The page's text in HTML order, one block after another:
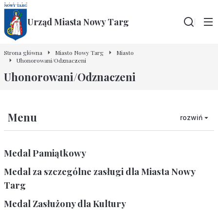
Urząd Miasta Nowy Targ
Strona główna Miasto Nowy Targ
Miasto
Uhonorowani/Odznaczeni
Uhonorowani/Odznaczeni
Menu rozwiń
Medal Pamiątkowy
Medal za szczególne zasługi dla Miasta Nowy
Targ
Medal Zasłużony dla Kultury